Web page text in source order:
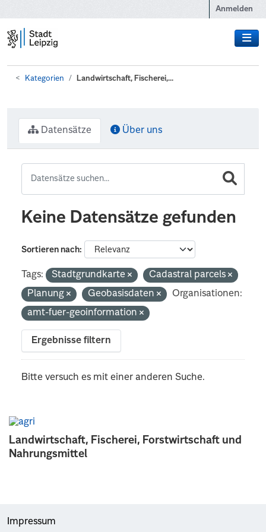
Anmelden
Kategorien Landwirtschaft, Fischerei,...
Landwirtschaft, Fischerei, Forstwirtschaft und
Nahrungsmittel
Datensätze Über uns
Keine Datensätze gefunden
Sortieren nach
Tags: Stadtgrundkarte
Cadastral parcels
Planung
Geobasisdaten
Organisationen:
amt-fuer-geoinformation
Ergebnisse filtern
Bitte versuch es mit einer anderen Suche.
Impressum